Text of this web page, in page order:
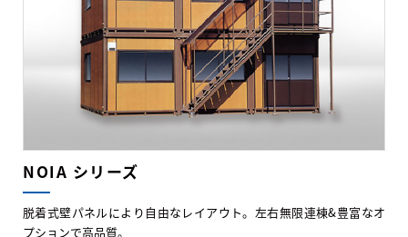
NOIA シリーズ
脱着式壁パネルにより自由なレイアウト。左右無限連棟&豊富なオ
プションで高品質。